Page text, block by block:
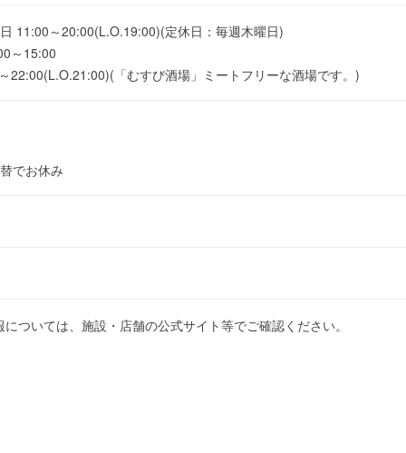
11:00～20:00(L.O.19:00)(定休日：毎週木曜日)
～15:00
22:00(L.O.21:00)(「むすび酒場」ミートフリーな酒場です。)
でお休み
ついては、施設・店舗の公式サイト等でご確認ください。